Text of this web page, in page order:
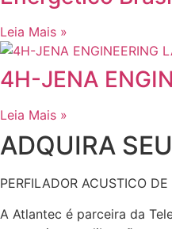
Leia Mais »
4H-JENA
Leia Mais »
ADQUIRA
PERFILADOR ACUSTICO
A Atlantec é parceira da